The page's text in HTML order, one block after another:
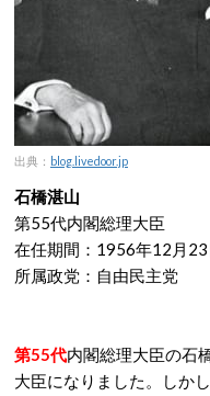
出典： blog.livedoor.jp
石橋湛山
第55代内閣総理大臣
在任期間：1956年12月
所属政党：自由民主党
第55代内閣総理大臣の石
大臣になりました。しか